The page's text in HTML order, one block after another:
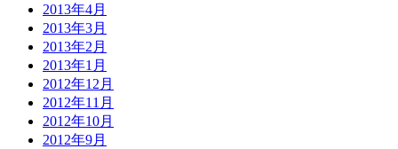
2013年4月
2013年3月
2013年2月
2013年1月
2012年12月
2012年11月
2012年10月
2012年9月